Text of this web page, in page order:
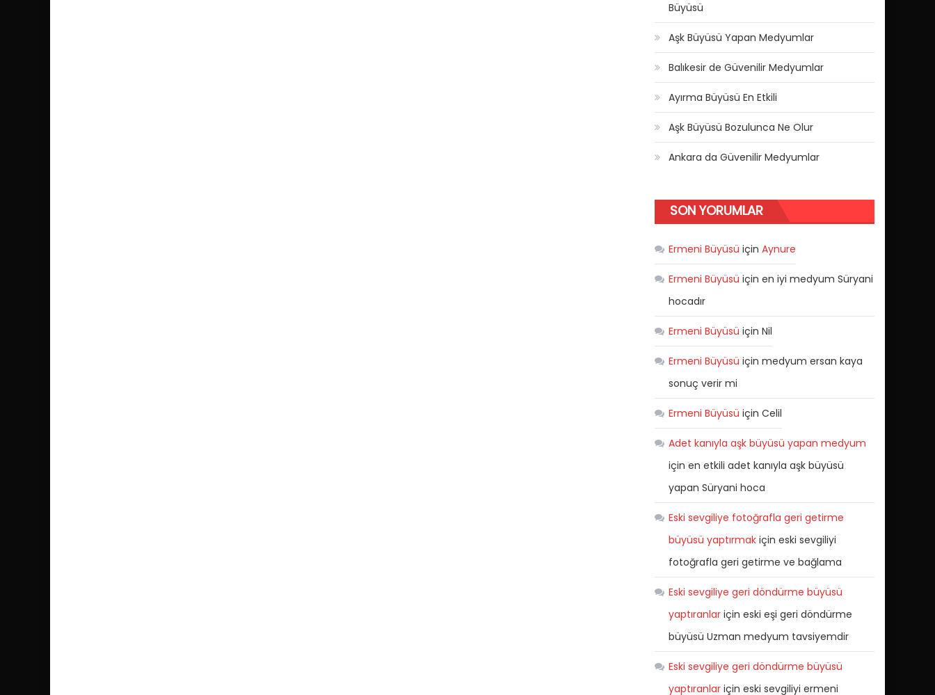
Büyüsü
Aşk Büyüsü Yapan Medyumlar
Balıkesir de Güvenilir Medyumlar
Ayırma Büyüsü En Etkili
Aşk Büyüsü Bozulunca Ne Olur
Ankara da Güvenilir Medyumlar
SON YORUMLAR
Ermeni Büyüsü içinAynure
Ermeni Büyüsü içinen iyi medyum Süryani
hocadır
Ermeni Büyüsü içinNil
Ermeni Büyüsü içinmedyum ersan kaya
sonuç verir mi
Ermeni Büyüsü içinCelil
Adet kanıyla aşk büyüsü yapan medyum
içinen etkili adet kanıyla aşk büyüsü
yapan Süryani hoca
Eski sevgiliye fotoğrafla geri getirme
büyüsü yaptırmak içineski sevgiliyi
fotoğrafla geri getirme ve bağlama
Eski sevgiliye geri döndürme büyüsü
yaptıranlar içineski eşi geri döndürme
büyüsü Uzman medyum tavsiyemdir
Eski sevgiliye geri döndürme büyüsü
yaptıranlar içineski sevgiliyi ermeni